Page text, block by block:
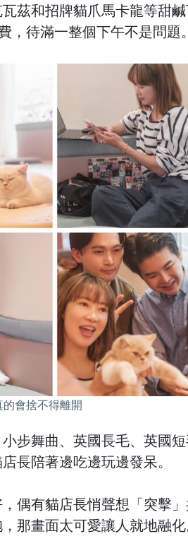
茲和招牌貓爪馬卡龍等甜鹹
，待滿一整個下午不是問題。
會捨不得離開
步舞曲、英國長毛、英國
長陪著邊吃邊玩邊發呆。
偶有貓店長悄聲想「突擊
那畫面太可愛讓人就地融化